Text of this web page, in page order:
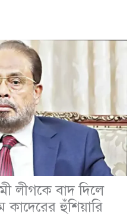
লীগকে বাদ দিলে
কাদেরের হুঁশিয়ারি